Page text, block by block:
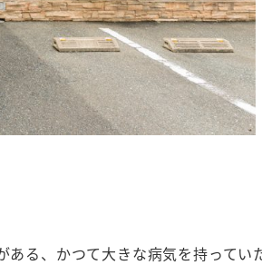
る、かつて大きな病気を持ってい